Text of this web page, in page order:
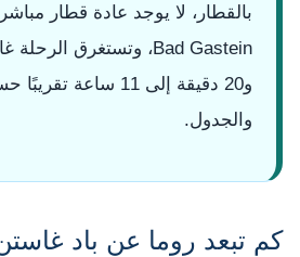
و20 دقيقة إلى 11 ساعة
والجدول.
كم تبعد روما عن باد